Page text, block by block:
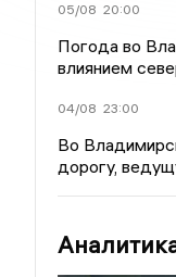
05/08 20:00
Погода во
влиянием
04/08 23:00
Во
дорогу,